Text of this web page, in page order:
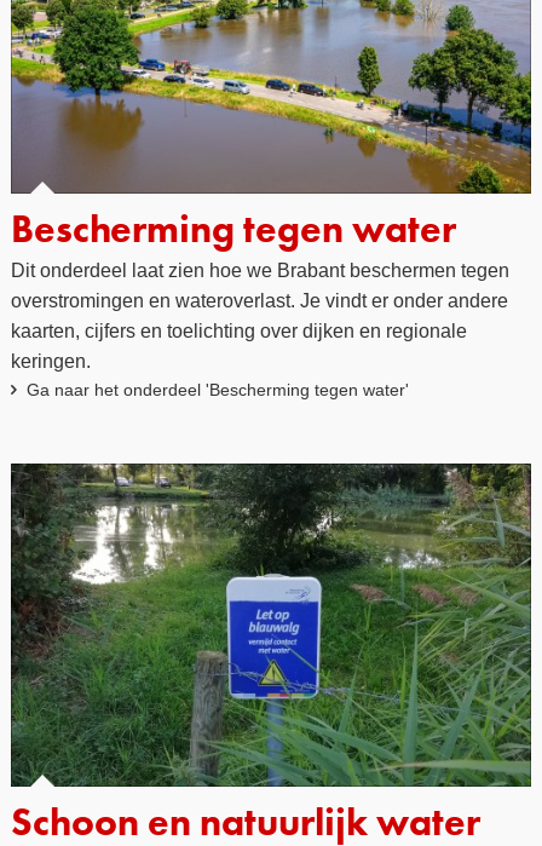
Bescherming tegen water
Dit onderdeel laat zien hoe we Brabant beschermen tegen
overstromingen en wateroverlast. Je vindt er onder andere
kaarten, cijfers en toelichting over dijken en regionale
keringen.
Ga naar het onderdeel 'Bescherming tegen water'
Schoon en natuurlijk water